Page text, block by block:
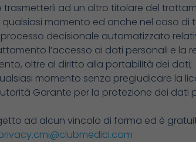
ad un altro titolare del
momento ed anche nel caso
decisionale automatizzato
l’accesso ai dati personali e
oltre al diritto alla portabilità dei dati;
momento senza pregiudicare la
Garante per la protezione dei dati
ad alcun vincolo di forma ed è